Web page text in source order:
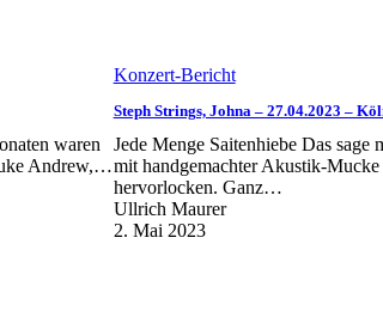
waren
Andrew,…
Konzert-Bericht
Steph Strings, Johna – 27.04.2023 –
Jede Menge Saitenhiebe Das sage
mit handgemachter Akustik-
hervorlocken. Ganz…
Ullrich Maurer
2. Mai 2023